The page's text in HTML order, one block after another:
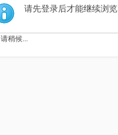
索
请先登录后才能继续浏览
请稍候...